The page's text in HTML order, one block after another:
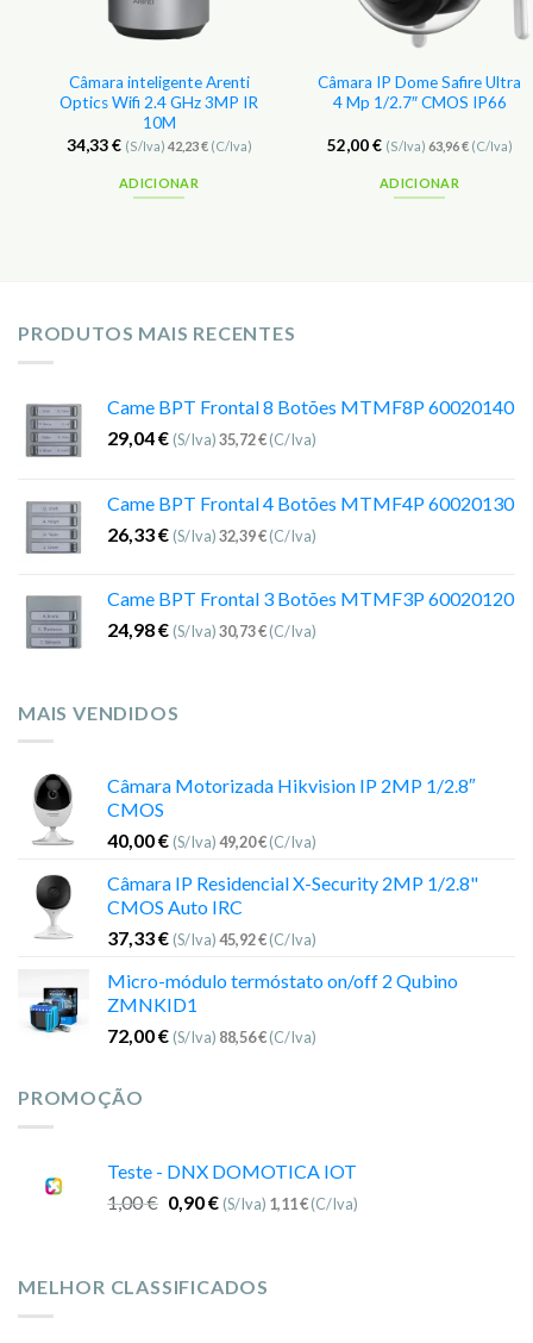
Câmara inteligente Arenti
Optics Wifi 2.4 GHz 3MP IR
10M
34,33€ (S/Iva) 42,23€(C/Iva)
ADICIONAR
Câmara IP Dome Safire Ultra
4 Mp 1/2.7″ CMOS IP66
52,00€ (S/Iva) 63,96€(C/Iva)
ADICIONAR
PRODUTOS MAIS RECENTES
Came BPT Frontal 8 Botões MTMF8P 60020140
29,04€ (S/Iva)35,72€(C/Iva)
Came BPT Frontal 4 Botões MTMF4P 60020130
26,33€ (S/Iva)32,39€(C/Iva)
Came BPT Frontal 3 Botões MTMF3P 60020120
24,98€ (S/Iva)30,73€(C/Iva)
MAIS VENDIDOS
Câmara Motorizada Hikvision IP 2MP 1/2.8″
CMOS
40,00€ (S/Iva)49,20€(C/Iva)
Câmara IP Residencial X-Security 2MP 1/2.8"
CMOS Auto IRC
37,33€ (S/Iva)45,92€(C/Iva)
Micro-módulo termóstato on/off 2 Qubino
ZMNKID1
72,00€ (S/Iva) 88,56€(C/Iva)
PROMOÇÃO
Teste - DNX DOMOTICA IOT
1,00€ 0,90€ (S/Iva) 1,11€(C/Iva)
MELHOR CLASSIFICADOS